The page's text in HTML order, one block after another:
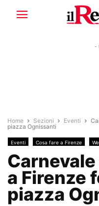
-
Home Sezioni Eventi
piazza Ognissanti
Eventi Cosa fare a Firenze
a Firenze
piazza